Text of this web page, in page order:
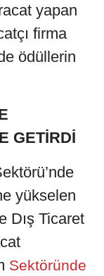
yapan
firma
ödüllerin
GETİRDİ
yükselen
Dış Ticaret
Sektöründe